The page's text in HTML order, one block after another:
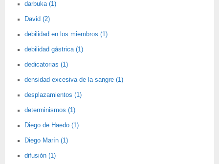
darbuka (1)
David (2)
debilidad en los miembros (1)
debilidad gástrica (1)
dedicatorias (1)
densidad excesiva de la sangre (1)
desplazamientos (1)
determinismos (1)
Diego de Haedo (1)
Diego Marín (1)
difusión (1)